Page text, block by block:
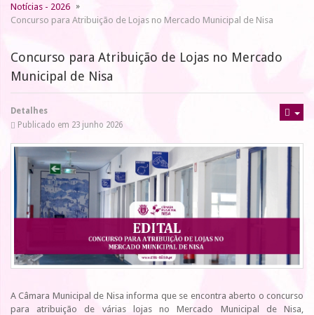
Notícias - 2026
Concurso para Atribuição de Lojas no Mercado Municipal de Nisa
Concurso para Atribuição de Lojas no Mercado
Municipal de Nisa
Detalhes
Publicado em 23 junho 2026
A Câmara Municipal de Nisa informa que se encontra aberto o concurso
para atribuição de várias lojas no Mercado Municipal de Nisa,